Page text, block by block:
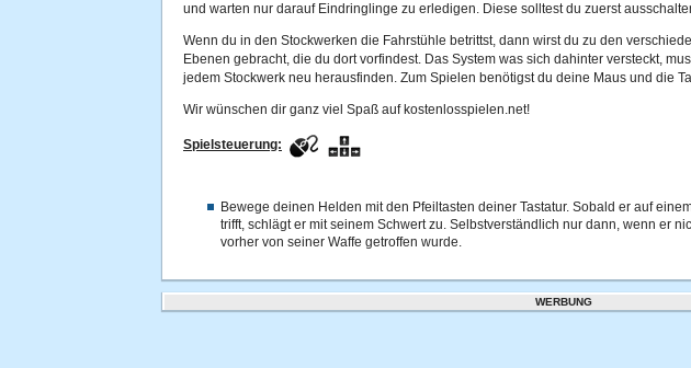
und warten nur darauf Eindringlinge zu erledigen. Diese solltest du zuerst
Wenn du in den Stockwerken die Fahrstühle betrittst, dann wirst du zu den
Ebenen gebracht, die du dort vorfindest. Das System was sich dahinter versteckt,
jedem Stockwerk neu herausfinden. Zum Spielen benötigst du deine Maus und die
Wir wünschen dir ganz viel Spaß auf kostenlosspielen.net!
Spielsteuerung:
Bewege deinen Helden mit den Pfeiltasten deiner Tastatur. Sobald er auf
trifft, schlägt er mit seinem Schwert zu. Selbstverständlich nur dann, wenn er
vorher von seiner Waffe getroffen wurde.
WERBUNG